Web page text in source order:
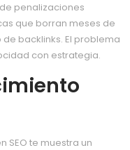
penalizaciones
que borran meses de
backlinks. El problema
con estrategia.
SEO te muestra un